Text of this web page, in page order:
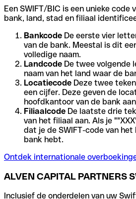
Een SWIFT/BIC is een unieke code
bank, land, stad en filiaal
Bankcode De eerste vier
van de bank. Meestal is dit
volledige naam.
Landcode De twee volgende
naam van het land waar de
Locatiecode Deze twee
een cijfer. Deze geven de
hoofdkantoor van de bank
Filiaalcode De laatste drie
van het filiaal aan. Als je
dat je de SWIFT-code van
bank hebt.
Ontdek internationale
ALVEN CAPITAL PARTNERS
Inclusief de onderdelen van uw